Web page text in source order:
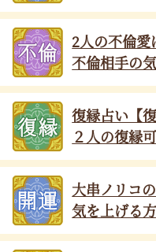
2人の不倫愛
不倫相手の
復縁占い【
２人の復縁
大串ノリコ
気を上げる